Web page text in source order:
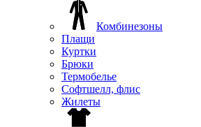
Комбинезоны
Плащи
Куртки
Брюки
Термобелье
Софтшелл, флис
Жилеты